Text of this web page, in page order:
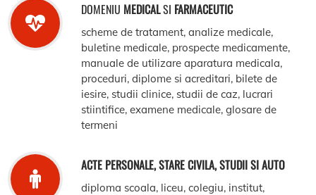
DOMENIU MEDICALSI FARMACEUTIC
scheme de tratament, analize medicale,
buletine medicale, prospecte medicamente,
manuale de utilizare aparatura medicala,
proceduri, diplome si acreditari, bilete de
iesire, studii clinice, studii de caz, lucrari
stiintifice, examene medicale, glosare de
termeni
ACTE PERSONALE, STARE CIVILA, STUDII SI AUTO
diploma scoala, liceu, colegiu, institut,